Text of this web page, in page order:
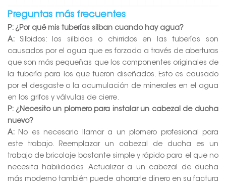
Preguntas más frecuentes
P: ¿Por qué mis tuberías silban cuando hay agua?
A:
Silbidos: los silbidos o chirridos en las tuberías son
causados por el agua que es forzada a través de aberturas
que son más pequeñas que los componentes originales de
la tubería para los que fueron diseñados. Esto es causado
por el desgaste o la acumulación de minerales en el agua
en los grifos y válvulas de cierre.
P: ¿Necesito un plomero para instalar un cabezal de ducha
nuevo?
A: No es necesario llamar a un plomero profesional para
este trabajo. Reemplazar un cabezal de ducha es un
trabajo de bricolaje bastante simple y rápido para el que no
necesita habilidades. Actualizar a un cabezal de ducha
más moderno también puede ahorrarle dinero en su factura